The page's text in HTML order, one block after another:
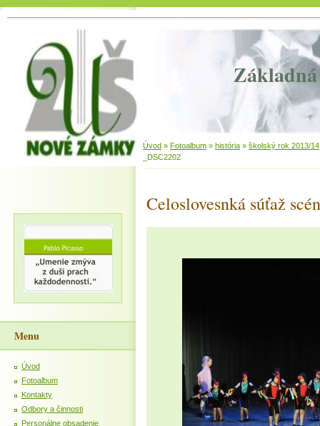
Základná
Úvod » Fotoalbum » história » školský rok 2013/14
_DSC2202
Celoslovesnká súťaž
Menu
Úvod
Fotoalbum
Kontakty
Odbory a činnosti
Personálne obsadenie